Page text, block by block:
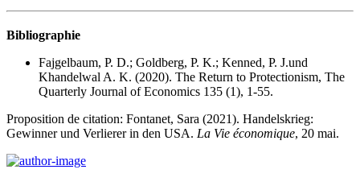
Bibliographie
Fajgelbaum, P. D.; Goldberg, P. K.; Kenned, P. J.und
Khandelwal A. K. (2020). The Return to Protectionism, The
Quarterly Journal of Economics 135 (1), 1-55.
Proposition de citation: Fontanet, Sara (2021). Handelskrieg:
Gewinner und Verlierer in den USA. La Vie économique, 20 mai.